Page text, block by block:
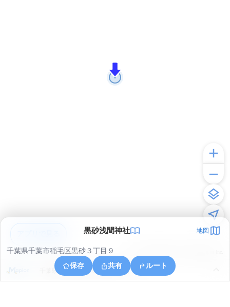
黒砂浅間神社 地図
千葉県千葉市稲毛区黒砂３丁目９
保存
共有 ルート
千葉県千葉市花見川区武石町１丁目